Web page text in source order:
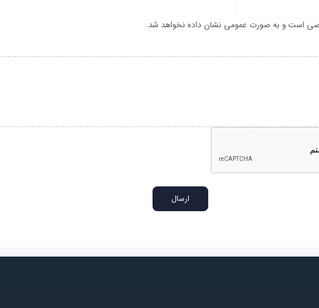
است و به صورت عمومی نشان داده نخواهد شد.